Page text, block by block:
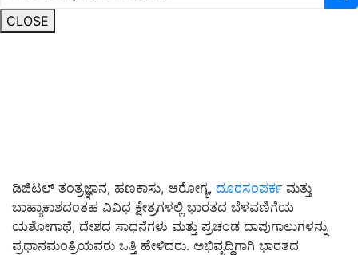
CLOSE
ಡಿಜಿಟಲ್ ತಂತ್ರಜ್ಞಾನ, ಹಣಕಾಸು, ಆರೋಗ್ಯ, ದೂರಸಂಪರ್ಕ ಮತ್ತು
ಬಾಹ್ಯಾಕಾಶದಂತಹ ವಿವಿಧ ಕ್ಷೇತ್ರಗಳಲ್ಲಿ ಭಾರತದ ಬೆಳವಣಿಗೆಯ
ಯಶೋಗಾಥೆ, ದೇಶದ ಸಾಧನೆಗಳು ಮತ್ತು ಪ್ರಚಂಡ ದಾಪುಗಾಲುಗಳನ್ನು
ಪ್ರಧಾನಮಂತ್ರಿಯವರು ಒತ್ತಿ ಹೇಳಿದರು. ಅಭಿವೃದ್ಧಿಗಾಗಿ ಭಾರತದ